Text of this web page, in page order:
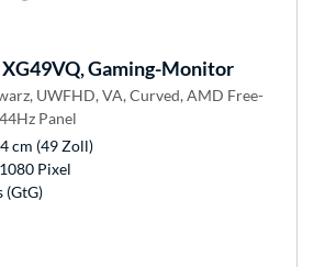
Gaming-Monitor
UWFHD, VA, Curved, AMD Free-
Panel
cm (49 Zoll)
Pixel
(GtG)